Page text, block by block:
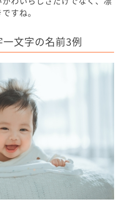
すね。
一文字の名前3例